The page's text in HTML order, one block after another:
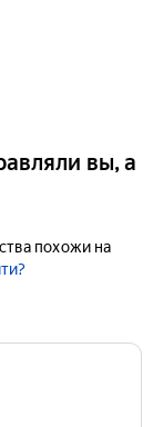
вы, а
похожи на